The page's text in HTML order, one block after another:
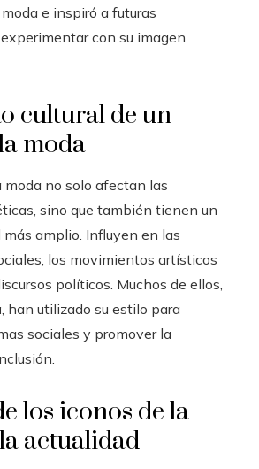
e inspiró a futuras
con su imagen
cultural de un
moda
moda no solo afectan las
sino que también tienen un
amplio. Influyen en las
los movimientos artísticos
políticos. Muchos de ellos,
, han utilizado su estilo para
sociales y promover la
los iconos de la
actualidad